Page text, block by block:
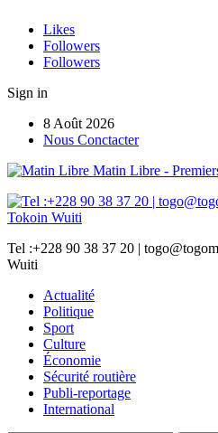
Likes
Followers
Followers
Sign in
8 Août 2026
Nous Conctacter
Matin Libre -
Tel :+228 90 38 37 20 |
Wuiti
Actualité
Politique
Sport
Culture
Économie
Sécurité routière
Publi-reportage
International